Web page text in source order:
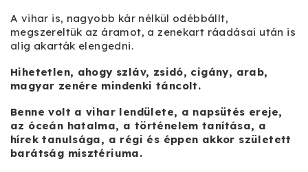
A vihar is, nagyobb kár nélkül odébbállt,
megszereltük az áramot, a zenekart ráadásai után is
alig akarták elengedni.
Hihetetlen, ahogy szláv, zsidó, cigány, arab,
magyar zenére mindenki táncolt.
Benne volt a vihar lendülete, a napsütés ereje,
az óceán hatalma, a történelem tanítása, a
hírek tanulsága, a régi és éppen akkor született
barátság misztériuma.